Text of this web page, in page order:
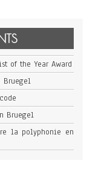
of the Year Award
Bruegel
Bruegel
la polyphonie en